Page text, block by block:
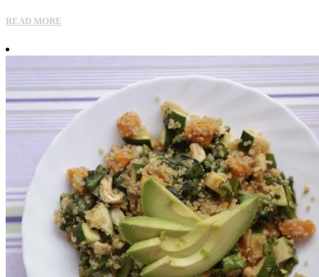
READ MORE